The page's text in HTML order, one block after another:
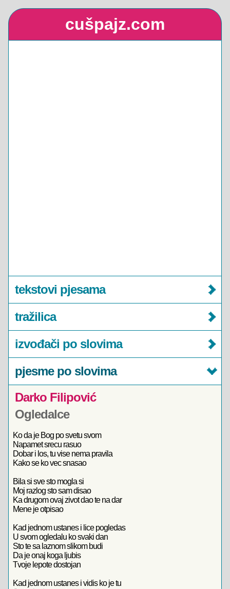
cušpajz.com
tekstovi pjesama
tražilica
izvođači po slovima
pjesme po slovima
Darko Filipović
Ogledalce
Ko da je Bog po svetu svom
Napamet srecu rasuo
Dobar i los, tu vise nema pravila
Kako se ko vec snasao
Bila si sve sto mogla si
Moj razlog sto sam disao
Ka drugom ovaj zivot dao te na dar
Mene je otpisao
Kad jednom ustanes i lice pogledas
U svom ogledalu ko svaki dan
Sto te sa laznom slikom budi
Da je onaj koga ljubis
Tvoje lepote dostojan
Kad jednom ustanes i vidis ko je tu